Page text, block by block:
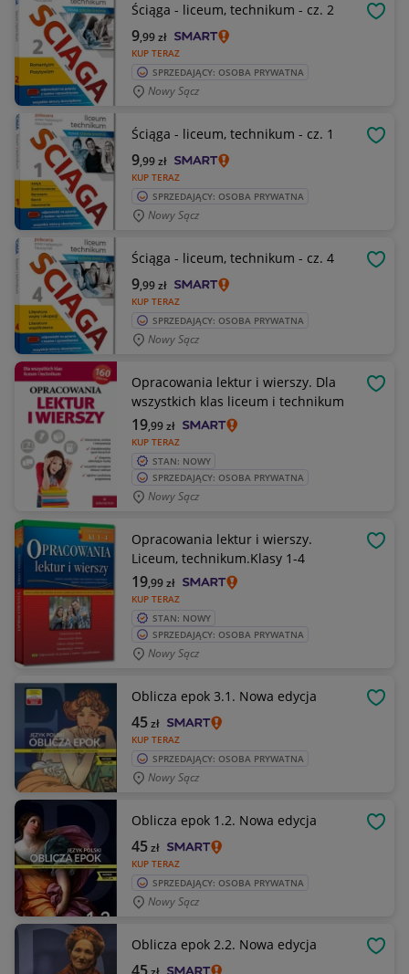
Ściąga - liceum, technikum - cz. 2
KUP TERAZ
9,99zł
SPRZEDAJĄCY: OSOBA PRYWATNA
Nowy Sącz
Ściąga - liceum, technikum - cz. 1
KUP TERAZ
9,99zł
SPRZEDAJĄCY: OSOBA PRYWATNA
Nowy Sącz
Ściąga - liceum, technikum - cz. 4
KUP TERAZ
9,99zł
SPRZEDAJĄCY: OSOBA PRYWATNA
Nowy Sącz
Opracowania lektur i wierszy. Dla
wszystkich klas liceum i technikum
KUP TERAZ
19,99zł
STAN: NOWY
SPRZEDAJĄCY: OSOBA PRYWATNA
Nowy Sącz
Opracowania lektur i wierszy.
Liceum, technikum.Klasy 1-4
KUP TERAZ
19,99zł
STAN: NOWY
SPRZEDAJĄCY: OSOBA PRYWATNA
Nowy Sącz
Oblicza epok 3.1. Nowa edycja
KUP TERAZ
45zł
SPRZEDAJĄCY: OSOBA PRYWATNA
Nowy Sącz
Oblicza epok 1.2. Nowa edycja
KUP TERAZ
45zł
SPRZEDAJĄCY: OSOBA PRYWATNA
Nowy Sącz
Oblicza epok 2.2. Nowa edycja